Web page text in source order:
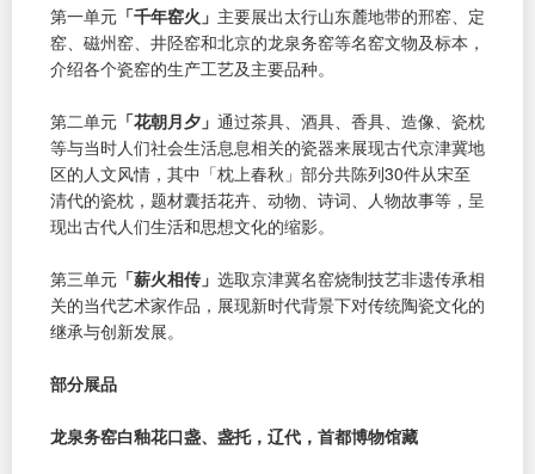
第一单元 「千年窑火」 主要展出太行山东麓地带的邢窑、定
窑、磁州窑、井陉窑和北京的龙泉务窑等名窑文物及标本，
介绍各个瓷窑的生产工艺及主要品种。
第二单元 「花朝月夕」 通过茶具、酒具、香具、造像、瓷枕
等与当时人们社会生活息息相关的瓷器来展现古代京津冀地
区的人文风情，其中「枕上春秋」部分共陈列30件从宋至
清代的瓷枕，题材囊括花卉、动物、诗词、人物故事等，呈
现出古代人们生活和思想文化的缩影。
第三单元 「薪火相传」 选取京津冀名窑烧制技艺非遗传承相
关的当代艺术家作品，展现新时代背景下对传统陶瓷文化的
继承与创新发展。
部分展品
龙泉务窑白釉花口盏、盏托，辽代，首都博物馆藏